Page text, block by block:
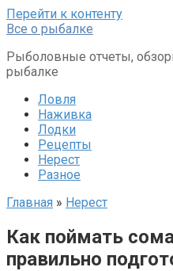
Перейти к контенту
Все о рыбалке
Рыболовные отчеты,
рыбалке
Ловля
Наживка
Лодки
Рецепты
Нерест
Разное
Главная » Нерест
Как поймать
правильно